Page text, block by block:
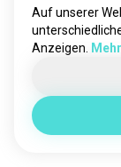
Auf unserer
Anzeigen.